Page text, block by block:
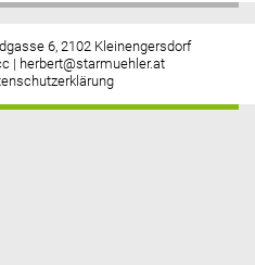
6, 2102 Kleinengersdorf
| herbert@starmuehler.at